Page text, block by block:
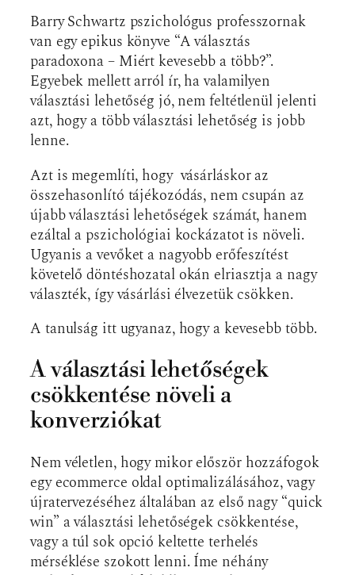
Barry Schwartz pszichológus professzornak
van egy epikus könyve “A választás
paradoxona – Miért kevesebb a több?”.
Egyebek mellett arról ír, ha valamilyen
választási lehetőség jó, nem feltétlenül jelenti
azt, hogy a több választási lehetőség is jobb
lenne.
Azt is megemlíti, hogy vásárláskor az
összehasonlító tájékozódás, nem csupán az
újabb választási lehetőségek számát, hanem
ezáltal a pszichológiai kockázatot is növeli.
Ugyanis a vevőket a nagyobb erőfeszítést
követelő döntéshozatal okán elriasztja a nagy
választék, így vásárlási élvezetük csökken.
A tanulság itt ugyanaz, hogy a kevesebb több.
A választási lehetőségek
csökkentése növeli a
konverziókat
Nem véletlen, hogy mikor először hozzáfogok
egy ecommerce oldal optimalizálásához, vagy
újratervezéséhez általában az első nagy “quick
win” a választási lehetőségek csökkentése,
vagy a túl sok opció keltette terhelés
mérséklése szokott lenni. Íme néhány